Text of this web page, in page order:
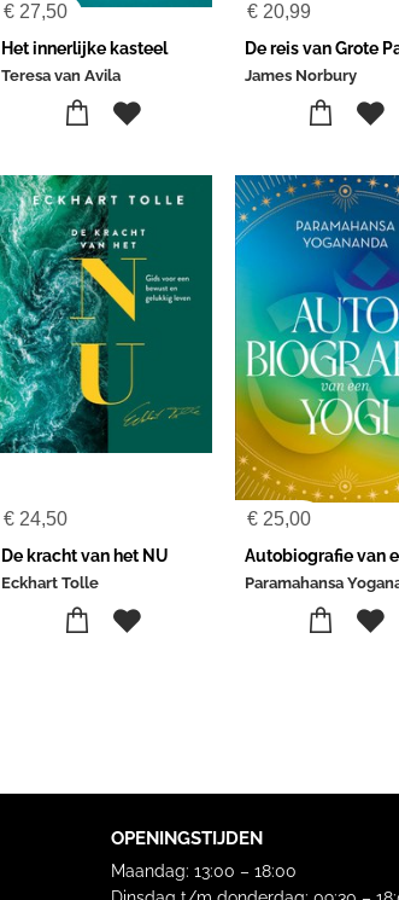
€ 27,50
Het innerlijke kasteel
Teresa van Avila
€20,99
James Norbury
€ 24,50
De kracht van het NU
Eckhart Tolle
€25,00
Paramahansa
OPENINGSTIJDEN
Maandag: 13:00 – 18:00